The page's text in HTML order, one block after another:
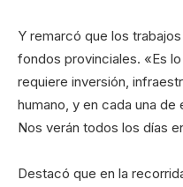
Y remarcó que los
fondos provinciales. «Es
requiere inversión,
humano, y en cada una de
Nos verán todos los días
Destacó que en la